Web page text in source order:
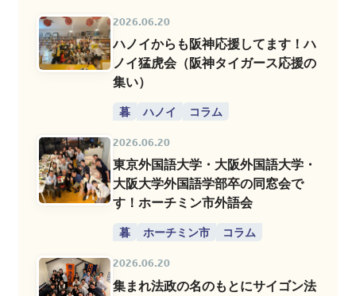
2026.06.20
ハノイからも阪神応援してます！ハ
ノイ猛虎会（阪神タイガース応援の
集い）
暮 ハノイ コラム
2026.06.20
東京外国語大学・大阪外国語大学・
大阪大学外国語学部卒の同窓会で
す！ホーチミン市外語会
暮 ホーチミン市 コラム
2026.06.20
集まれ法政の名のもとにサイゴン法